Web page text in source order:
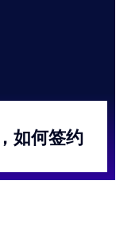
如何签约